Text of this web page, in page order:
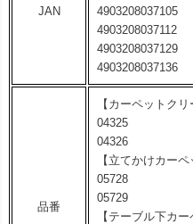
JAN
4903208037105
4903208037112
4903208037129
4903208037136
品番
【カーペットクリ
04325
04326
【立てかけカーペ
05728
05729
【テーブル下カ